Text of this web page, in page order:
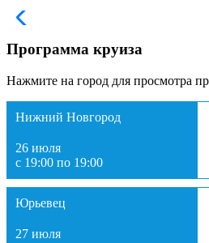
Программа круиза
Нажмите на город для просмотра
Нижний Новгород
26 июля
с 19:00 по 19:00
Юрьевец
27 июля